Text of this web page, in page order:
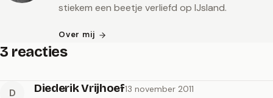
stiekem een beetje verliefd op IJsland.
Over mij
3 reacties
D Diederik Vrijhoef13 november 2011